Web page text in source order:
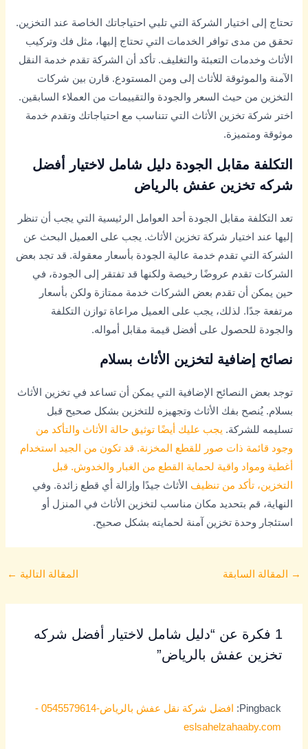
تحتاج إلى اختيار الشركة التي تلبي احتياجاتك الخاصة عند التخزين.
تحقق من مدى توافر الخدمات التي تحتاج إليها، مثل فك وتركيب
الأثاث وخدمات التعبئة والتغليف. تأكد أن الشركة تقدم خدمة النقل
الآمنة والموثوقة للأثاث إلى ومن المستودع. قارن بين شركات
التخزين من حيث السعر والجودة والتقييمات من العملاء السابقين.
اختر شركة تخزين الأثاث التي تتناسب مع احتياجاتك وتقدم خدمة
موثوقة ومتميزة.
التكلفة مقابل الجودة دليل شامل لاختيار أفضل
شركه تخزين عفش بالرياض
تعد التكلفة مقابل الجودة أحد العوامل الرئيسية التي يجب أن تنظر
إليها عند اختيار شركة تخزين الأثاث. يجب على العميل البحث عن
الشركة التي تقدم خدمة عالية الجودة بأسعار معقولة. قد تجد بعض
الشركات تقدم عروضًا رخيصة ولكنها قد تفتقر إلى الجودة، في
حين يمكن أن تقدم بعض الشركات خدمة ممتازة ولكن بأسعار
مرتفعة جدًا. لذلك، يجب على العميل مراعاة توازن التكلفة
والجودة للحصول على أفضل قيمة مقابل أمواله.
نصائح إضافية لتخزين الأثاث بسلام
توجد بعض النصائح الإضافية التي يمكن أن تساعد في تخزين الأثاث
بسلام. يُنصح بفك الأثاث وتجهيزه للتخزين بشكل صحيح قبل
تسليمه للشركة. يجب عليك أيضًا توثيق حالة الأثاث والتأكد من
وجود قائمة ذات صور للقطع المخزنة. قد تكون من الجيد استخدام
أغطية ومواد واقية لحماية القطع من الغبار والخدوش. قبل
التخزين، تأكد من تنظيف الأثاث جيدًا وإزالة أي قطع زائدة. وفي
النهاية، قم بتحديد مكان مناسب لتخزين الأثاث في المنزل أو
استئجار وحدة تخزين آمنة لحمايته بشكل صحيح.
→ المقالة السابقة المقالة التالية ←
1 فكرة عن “دليل شامل لاختيار أفضل شركه
تخزين عفش بالرياض”
Pingback:
افضل شركة نقل عفش بالرياض-0545579614 -
eslsahelzahaaby.com